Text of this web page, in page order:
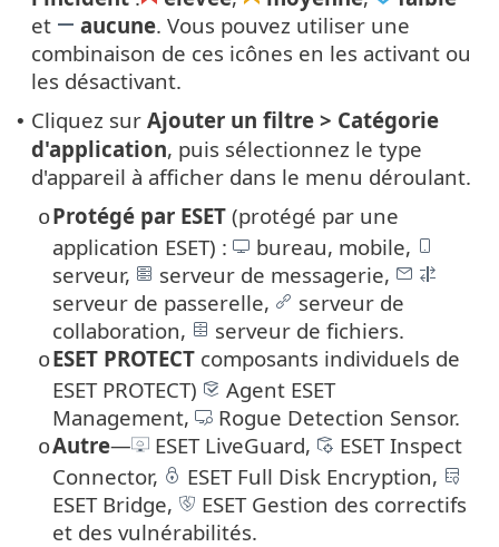
et
aucune. Vous pouvez utiliser une
combinaison de ces icônes en les activant ou
les désactivant.
• Cliquez sur Ajouter un filtre > Catégorie
d'application, puis sélectionnez le type
d'appareil à afficher dans le menu déroulant.
oProtégé par ESET (protégé par une
application ESET) :
bureau, mobile,
serveur,
serveur de messagerie,
serveur de passerelle,
serveur de
collaboration,
serveur de fichiers.
oESET PROTECT composants individuels de
ESET PROTECT)
Agent ESET
Management,
Rogue Detection Sensor.
oAutre— ESET LiveGuard,
ESET Inspect
Connector,
ESET Full Disk Encryption,
ESET Bridge,
ESET Gestion des correctifs
et des vulnérabilités.